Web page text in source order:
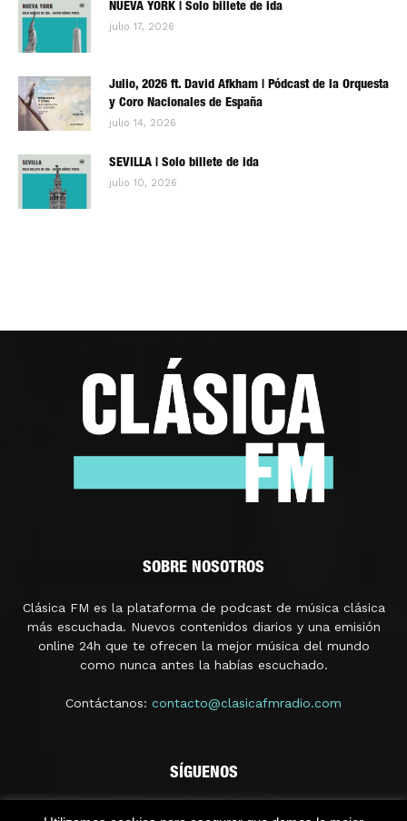
NUEVA YORK | Solo billete de ida
julio 17, 2026
Julio, 2026 ft. David Afkham | Pódcast de la Orquesta
y Coro Nacionales de España
julio 14, 2026
SEVILLA | Solo billete de ida
julio 10, 2026
SOBRE NOSOTROS
Clásica FM es la plataforma de podcast de música clásica
más escuchada. Nuevos contenidos diarios y una emisión
online 24h que te ofrecen la mejor música del mundo
como nunca antes la habías escuchado.
Contáctanos: contacto@clasicafmradio.com
SÍGUENOS